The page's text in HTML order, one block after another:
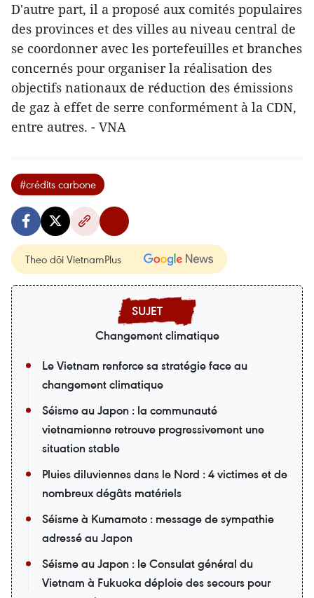
D'autre part, il a proposé aux comités populaires
des provinces et des villes au niveau central de
se coordonner avec les portefeuilles et branches
concernés pour organiser la réalisation des
objectifs nationaux de réduction des émissions
de gaz à effet de serre conformément à la CDN,
entre autres. - VNA
#crédits carbone
Theo dõi VietnamPlus
Changement climatique
Le Vietnam renforce sa stratégie face au
changement climatique
Séisme au Japon : la communauté
vietnamienne retrouve progressivement une
situation stable
Pluies diluviennes dans le Nord : 4 victimes et de
nombreux dégâts matériels
Séisme à Kumamoto : message de sympathie
adressé au Japon
Séisme au Japon : le Consulat général du
Vietnam à Fukuoka déploie des secours pour